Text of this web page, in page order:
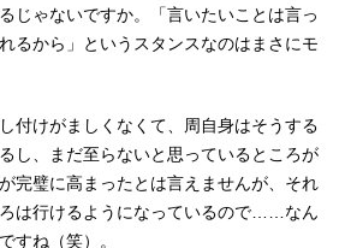
じゃないですか。「言いたいことは言っ
るから」というスタンスなのはまさにモ
付けがましくなくて、周自身はそうする
し、まだ至らないと思っているところが
完璧に高まったとは言えませんが、それ
は行けるようになっているので……なん
すね（笑）。